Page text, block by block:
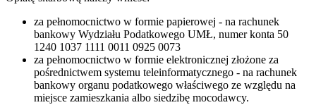
za pełnomocnictwo w formie papierowej - na rachunek
bankowy Wydziału Podatkowego UMŁ, numer konta 50
1240 1037 1111 0011 0925 0073
za pełnomocnictwo w formie elektronicznej złożone za
pośrednictwem systemu teleinformatycznego - na rachunek
bankowy organu podatkowego właściwego ze względu na
miejsce zamieszkania albo siedzibę mocodawcy.